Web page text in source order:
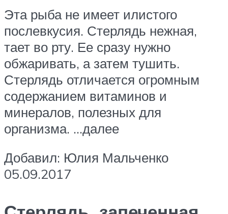
Эта рыба не имеет илистого
послевкусия. Стерлядь нежная,
тает во рту. Ее сразу нужно
обжаривать, а затем тушить.
Стерлядь отличается огромным
содержанием витаминов и
минералов, полезных для
организма. …далее
Добавил: Юлия Мальченко
05.09.2017